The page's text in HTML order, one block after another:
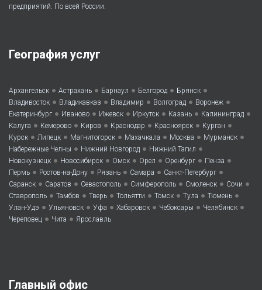
предприятий. По всей России.
География услуг
Архангельск • Астрахань • Барнаул • Белгород • Брянск •
Владивосток • Владикавказ • Владимир • Волгоград • Воронеж •
Екатеринбург • Иваново • Ижевск • Иркутск • Казань • Калининград •
Калуга • Кемерово • Киров • Краснодар • Красноярск • Курган •
Курск • Липецк • Магнитогорск • Махачкала • Москва • Мурманск •
Набережные Челны • Нижний Новгород • Нижний Тагил •
Новокузнецк • Новосибирск • Омск • Орел • Оренбург • Пенза •
Пермь • Ростов-на-Дону • Рязань • Самара • Санкт-Петербург •
Саранск • Саратов • Севастополь • Симферополь • Смоленск • Сочи •
Ставрополь • Тамбов • Тверь • Тольятти • Томск • Тула • Тюмень •
Улан-Удэ • Ульяновск • Уфа • Хабаровск • Чебоксары • Челябинск •
Череповец • Чита • Ярославль
Главный офис